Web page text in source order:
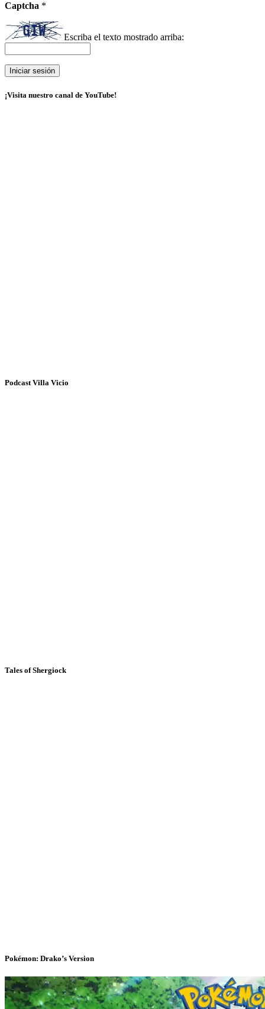
Captcha *
Escriba el texto mostrado arriba:
¡Visita nuestro canal de YouTube!
Podcast Villa Vicio
Tales of Shergiock
Pokémon: Drako’s Version